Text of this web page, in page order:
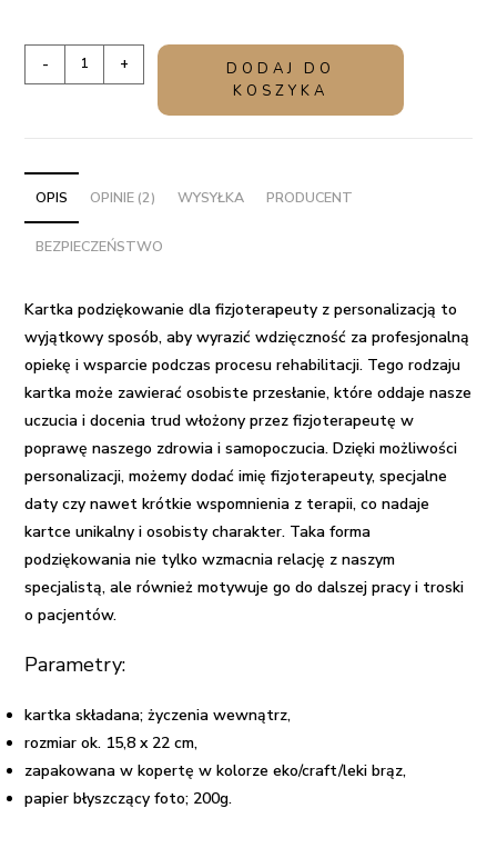
Kartka
fizjoterapeuty
personalizacją
- +
DODAJ DO
KOSZYKA
OPIS OPINIE (2) WYSYŁKA PRODUCENT
BEZPIECZEŃSTWO
Kartka podziękowanie dla fizjoterapeuty z personalizacją to
wyjątkowy sposób, aby wyrazić wdzięczność za profesjonalną
opiekę i wsparcie podczas procesu rehabilitacji. Tego rodzaju
kartka może zawierać osobiste przesłanie, które oddaje nasze
uczucia i docenia trud włożony przez fizjoterapeutę w
poprawę naszego zdrowia i samopoczucia. Dzięki możliwości
personalizacji, możemy dodać imię fizjoterapeuty, specjalne
daty czy nawet krótkie wspomnienia z terapii, co nadaje
kartce unikalny i osobisty charakter. Taka forma
podziękowania nie tylko wzmacnia relację z naszym
specjalistą, ale również motywuje go do dalszej pracy i troski
o pacjentów.
Parametry:
kartka składana; życzenia wewnątrz,
rozmiar ok. 15,8 x 22 cm,
zapakowana w kopertę w kolorze eko/craft/leki brąz,
papier błyszczący foto; 200g.